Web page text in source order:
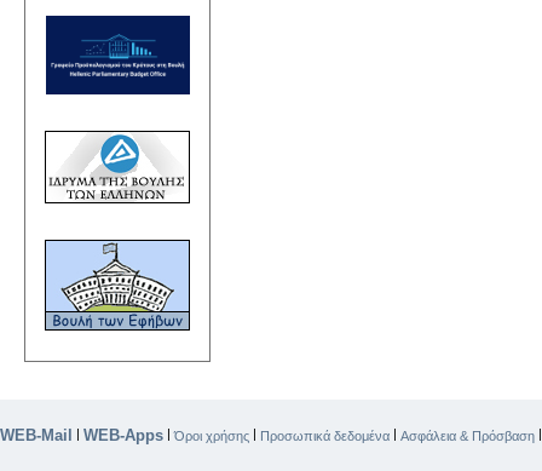
WEB-Mail WEB-Apps |Όροι χρήσης Προσωπικά δεδομένα Ασφάλεια & Πρόσβαση